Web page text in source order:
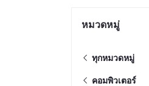
หมวดหมู่
ทุกหมวดหมู่
คอมพิวเตอร์